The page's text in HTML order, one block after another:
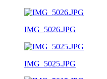
IMG_5026.JPG
IMG_5025.JPG